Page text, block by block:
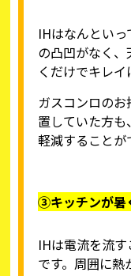
IHはなんとい
の凸凹がなく
くだけでキレイ
ガスコンロの
置していた方
軽減することが
③キッチンが暑
IHは電流を流
です。周囲に熱